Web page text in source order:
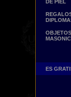
DE PIEL
ES